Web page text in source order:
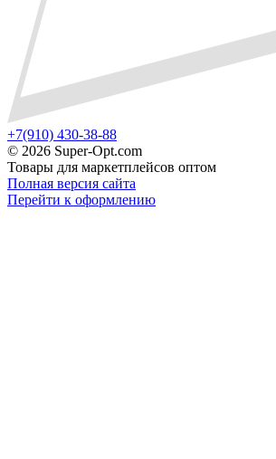
+7(910) 430-38-88
© 2026 Super-Opt.com
Товары для маркетплейсов оптом
Полная версия сайта
Перейти к оформлению